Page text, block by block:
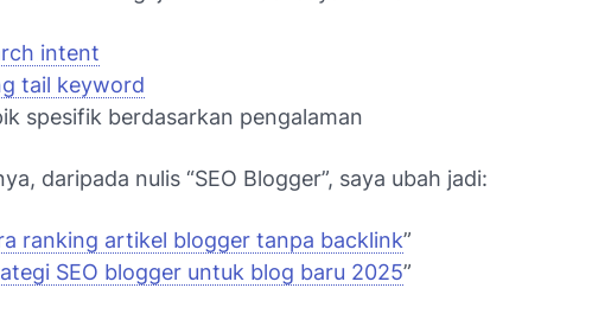
intent
tail keyword
spesifik berdasarkan pengalaman
daripada nulis “SEO Blogger”, saya ubah jadi:
ranking artikel blogger tanpa backlink”
SEO blogger untuk blog baru 2025”